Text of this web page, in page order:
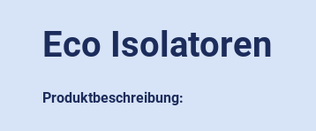
Eco Isolatoren
Produktbeschreibung: